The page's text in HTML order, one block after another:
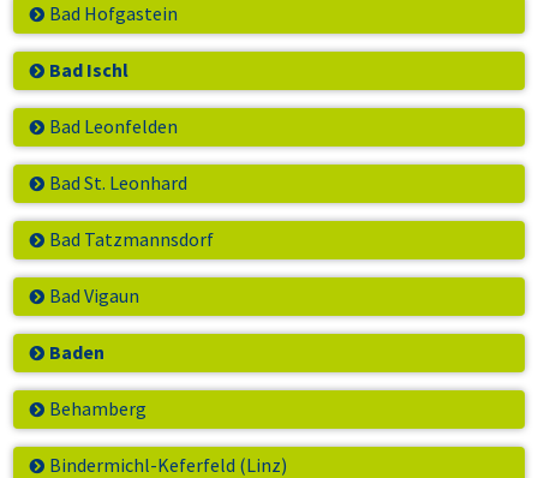
Bad Hofgastein
Bad Ischl
Bad Leonfelden
Bad St. Leonhard
Bad Tatzmannsdorf
Bad Vigaun
Baden
Behamberg
Bindermichl-Keferfeld (Linz)